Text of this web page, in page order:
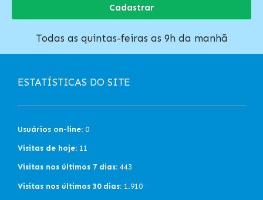
Cadastrar
Todas as quintas-feiras as 9h da manhã
ESTATÍSTICAS DO SITE
Usuários on-line: 0
Visitas de hoje: 11
Visitas nos últimos 7 dias: 443
Visitas nos últimos 30 dias: 1.910